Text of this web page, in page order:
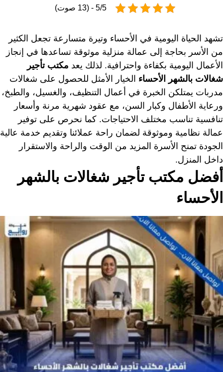
5/5 - (13 صوت)
تشهد الحياة اليومية في الأحساء وتيرة متسارعة تجعل الكثير
من الأسر بحاجة إلى عمالة منزلية موثوقة تساعدها في إنجاز
الأعمال اليومية بكفاءة واحترافية. لذلك يعد مكتب تأجير
شغالات بالشهر الأحساء الخيار الأمثل للحصول على شغالات
مدربات يمتلكن الخبرة في أعمال التنظيف، والغسيل، والطبخ،
ورعاية الأطفال وكبار السن، مع عقود شهرية مرنة وأسعار
تنافسية تناسب مختلف الاحتياجات. كما نحرص على توفير
عمالة نظامية وموثوقة لضمان راحة عملائنا وتقديم خدمة عالية
الجودة تمنح الأسرة المزيد من الوقت والراحة والاستقرار
داخل المنزل.
أفضل مكتب تأجير شغالات بالشهر
الأحساء